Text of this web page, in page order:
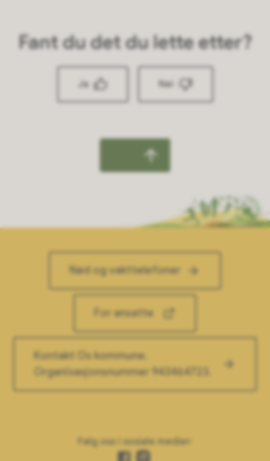
Fant du det du lette etter?
Ja Nei
Nød og vakttelefoner
For ansatte
Kontakt Os kommune.
Organisasjonsnummer 943464723.
Følg oss i sosiale medier:
Facebook